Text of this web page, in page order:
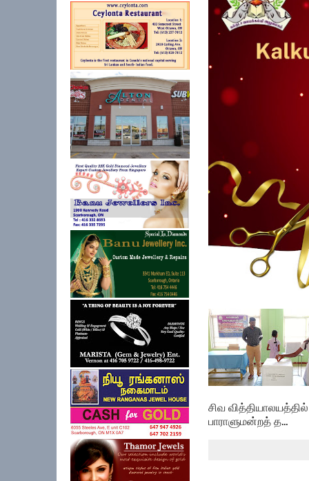
கல்குடா கல்வி
இணையத்தளம் ...
சிவ வித்தியாலயத்தில்
பாராளுமன்றத் த...